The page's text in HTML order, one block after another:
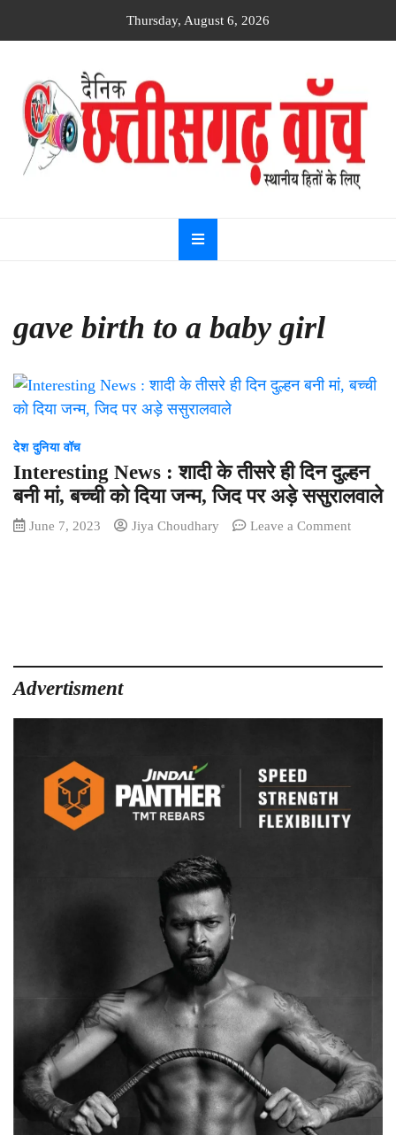
Thursday, August 6, 2026
Dainik
Chhattisgarh
watch
gave birth to a baby girl
देश दुनिया वॉच
Interesting News : शादी के तीसरे ही दिन दुल्हन
बनी मां, बच्ची को दिया जन्म, जिद पर अड़े ससुरालवाले
June 7, 2023 Jiya Choudhary Leave a Commenton
बनी
जन्म,
Advertisment